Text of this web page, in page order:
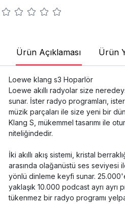
Ürün Açıklaması Ürün
Loewe klang s3 Hoparlör
Loewe akıllı radyolar size
sunar. İster radyo programları,
müzik parçaları ile size yeni bir
Klang S, mükemmel tasarımı ile
niteliğindedir.
İki akıllı akış sistemi, kristal
arasında olağanüstü ses seviyesi
yönlü dinleme keyfi sunar.
yaklaşık 10.000 podcast ayrı ayrı
tükenmez bir radyo programı